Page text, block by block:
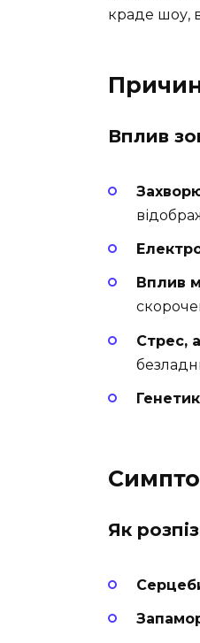
краде шоу,
Вплив
Вплив
Стрес,
Як